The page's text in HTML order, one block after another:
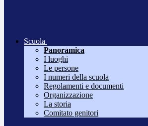
Scuola
Panoramica
I luoghi
Le persone
I numeri della scuola
Regolamenti e documenti
Organizzazione
La storia
Comitato genitori